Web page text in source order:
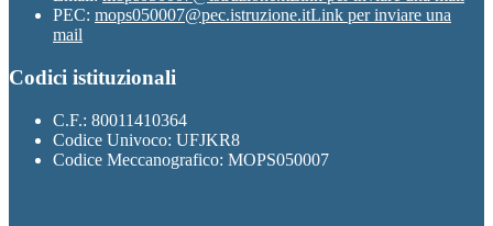
PEC: mops050007@pec.istruzione.itLink per inviare una
mail
Codici istituzionali
C.F.: 80011410364
Codice Univoco: UFJKR8
Codice Meccanografico: MOPS050007